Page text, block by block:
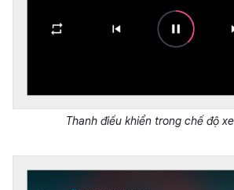
Thanh điều khiển trong chế độ